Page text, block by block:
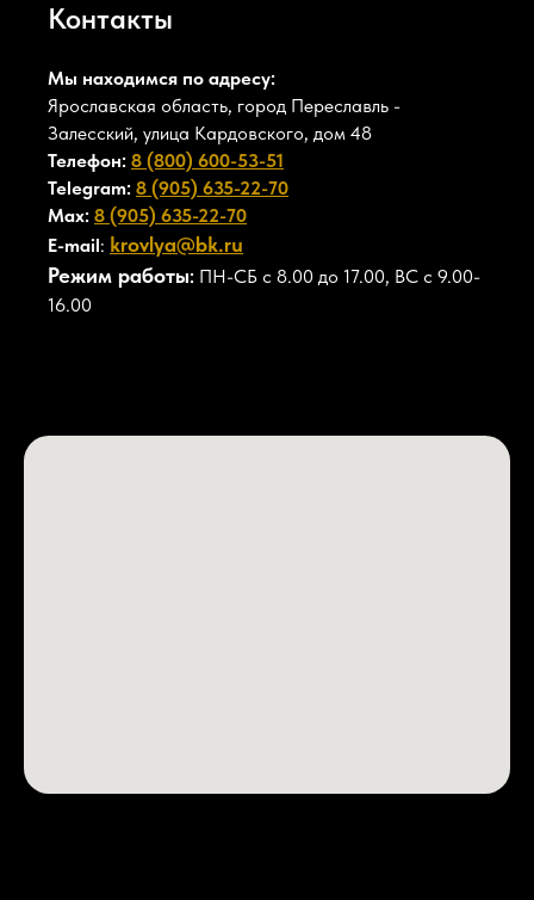
Контакты
Мы находимся по адресу:
Ярославская область, город Переславль -
Залесский, улица Кардовского, дом 48
Телефон: 8 (800) 600-53-51
Telegram: 8 (905) 635-22-70
Max: 8 (905) 635-22-70
E-mail: krovlya@bk.ru
Режим работы: ПН-СБ с 8.00 до 17.00, ВС с 9.00-
16.00